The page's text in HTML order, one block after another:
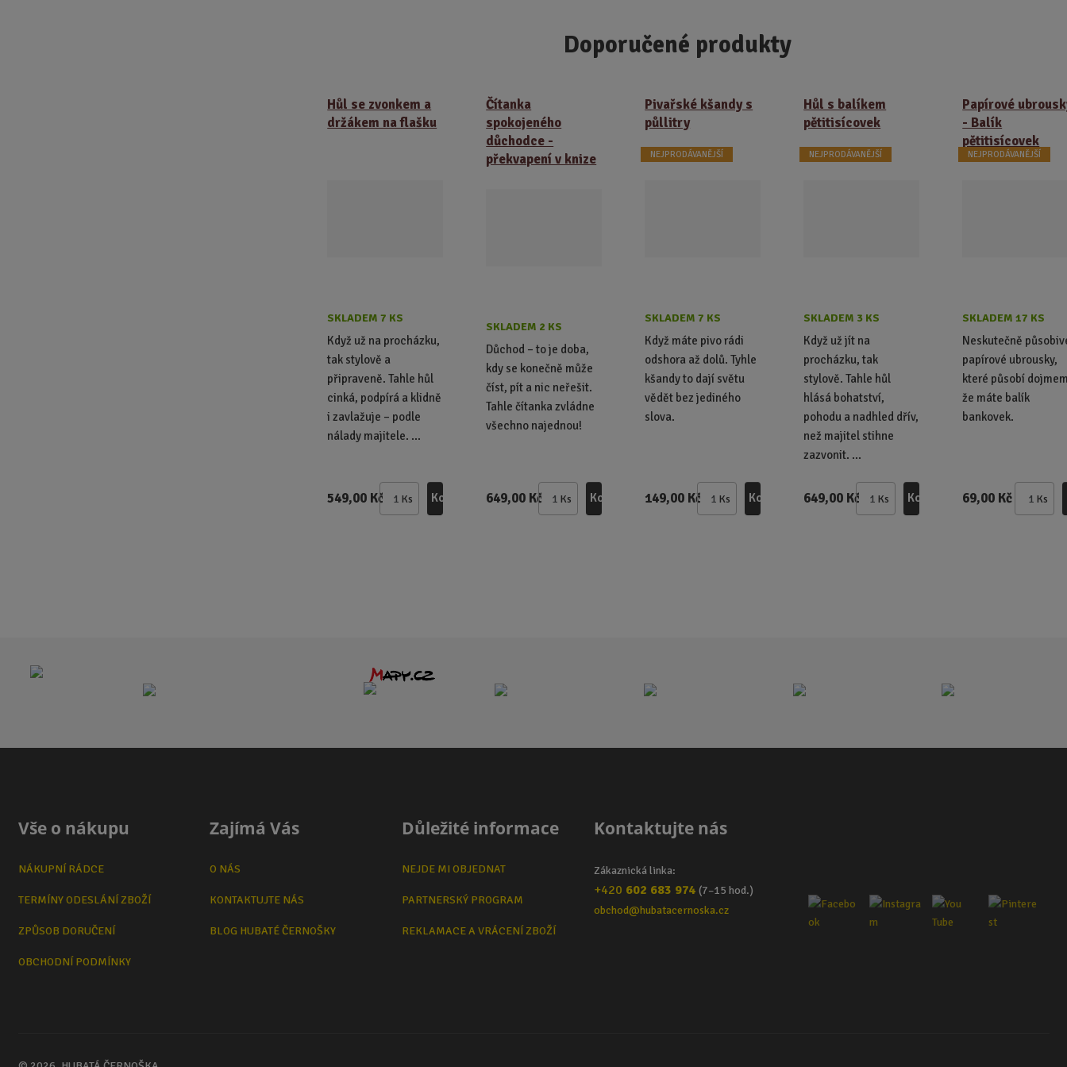
Doporučené produkty
Hůl se zvonkem a
držákem na flašku
SKLADEM 7 KS
Když už na procházku,
tak stylově a
připraveně. Tahle hůl
cinká, podpírá a klidně
i zavlažuje – podle
nálady majitele. ...
549,00 Kč
Z
t
Ks Koupit
Čítanka
spokojeného
důchodce -
překvapení v knize
SKLADEM 2 KS
Důchod – to je doba,
kdy se konečně může
číst, pít a nic neřešit.
Tahle čítanka zvládne
všechno najednou!
649,00 Kč
Z
Ks Koupit
Pivařské kšandy s
půllitry
NEJPRODÁVANĚJŠÍ
SKLADEM 7 KS
Když máte pivo rádi
odshora až dolů. Tyhle
kšandy to dají světu
vědět bez jediného
slova.
149,00 Kč
Z
Ks Koupit
Hůl s balíkem
pětitisícovek
NEJPRODÁVANĚJŠÍ
SKLADEM 3 KS
Když už jít na
procházku, tak
stylově. Tahle hůl
hlásá bohatství,
pohodu a nadhled dřív,
než majitel stihne
zazvonit. ...
649,00 Kč
Z
Ks Koupit
Papírové
- Balík
pětitisícovek
NEJPRODÁVANĚJŠÍ
SKLADEM 17 KS
Neskutečně
papírové ubrousky,
které působí
že máte balík
bankovek.
69,00 Kč
Z
Ks
Vše o nákupu
NÁKUPNÍ RÁDCE
TERMÍNY ODESLÁNÍ ZBOŽÍ
ZPŮSOB DORUČENÍ
OBCHODNÍ PODMÍNKY
Zajímá Vás
O NÁS
KONTAKTUJTE NÁS
BLOG HUBATÉ ČERNOŠKY
Důležité informace
NEJDE MI OBJEDNAT
PARTNERSKÝ PROGRAM
REKLAMACE A VRÁCENÍ ZBOŽÍ
Kontaktujte nás
Zákaznická linka:
+420 602 683 974 (7–15 hod.)
obchod@hubatacernoska.cz